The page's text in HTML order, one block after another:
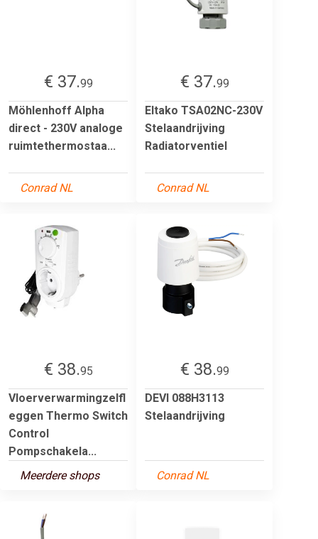
€ 37.99
Möhlenhoff Alpha
direct - 230V analoge
ruimtethermostaa...
Conrad NL
€ 37.99
Eltako TSA02NC-230V
Stelaandrijving
Radiatorventiel
Conrad NL
€ 38.95
Vloerverwarmingzelfl
eggen Thermo Switch
Control
Pompschakela...
Meerdere shops
€ 38.99
DEVI 088H3113
Stelaandrijving
Conrad NL